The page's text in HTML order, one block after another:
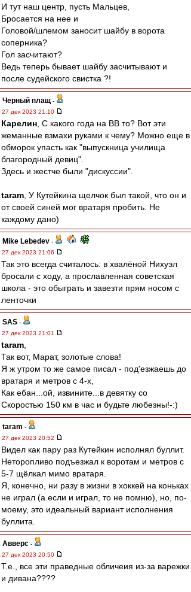
И тут наш центр, пусть Мальцев,
Бросается на нее и
Головой/шлемом заносит шайбу в ворота
соперника?
Гол засчитают?
Ведь теперь бывает шайбу засчитывают и
после судейского свистка ?!
Черный плащ -
27 дек 2023 21:10
Карелин , С какого года на ВВ то? Вот эти
жеманные взмахи руками к чему? Можно еще в
обморок упасть как "выпускница училища
благородный девиц".
Здесь и жестче были "дискуссии".
taram , У Кутейкина щелчок был такой, что он и
от своей синей мог вратаря пробить. Не
каждому дано)
Mike Lebedev -
27 дек 2023 21:06
Так это всегда считалось: в хвалёной Нихуэл
бросали с ходу, а прославленная советская
школа - это обыграть и завезти прям носом с
ленточки
SAS -
27 дек 2023 21:01
taram
Так вот, Марат, золотые слова!
Я ж утром то же самое писал - под'езжаешь до
вратаря и метров с 4-х,
Как ебан...ой, извините...в девятку со
Скоростью 150 км в час и будьте любезны!-:)
taram -
27 дек 2023 20:52
Видел как пару раз Кутейкин исполнял буллит.
Неторопливо подъезжал к воротам и метров с
5-7 щёлкал мимо вратаря.
Я, конечно, ни разу в жизни в хоккей на коньках
не играл (а если и играл, то не помню), но, по-
моему, это идеальный вариант исполнения
буллита.
Авверс -
27 дек 2023 20:50
Т.е., все эти праведные обличеия из-за варежки
и дивана????